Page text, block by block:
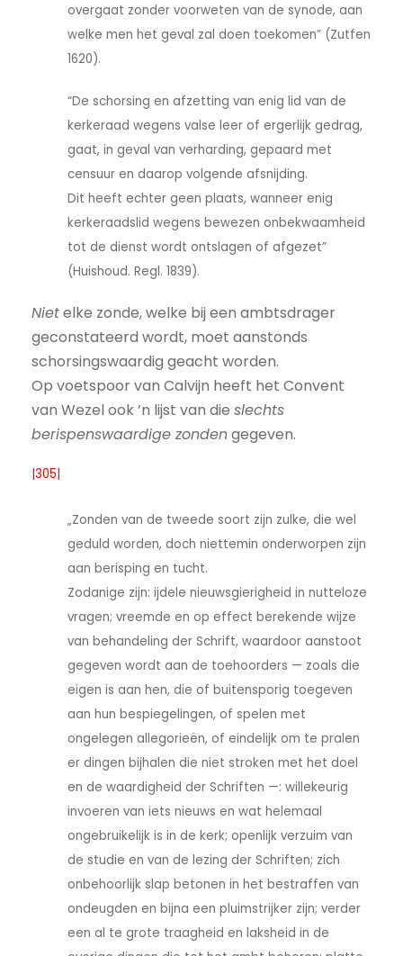
overgaat zonder voorweten van de synode, aan
welke men het geval zal doen toekomen” (Zutfen
1620).
“De schorsing en afzetting van enig lid van de
kerkeraad wegens valse leer of ergerlijk gedrag,
gaat, in geval van verharding, gepaard met
censuur en daarop volgende afsnijding.
Dit heeft echter geen plaats, wanneer enig
kerkeraadslid wegens bewezen onbekwaamheid
tot de dienst wordt ontslagen of afgezet”
(Huishoud. Regl. 1839).
Nietelke zonde, welke bij een ambtsdrager
geconstateerd wordt, moet aanstonds
schorsingswaardig geacht worden.
Op voetspoor van Calvijn heeft het Convent
van Wezel ook ’n lijst van die slechts
berispenswaardige zondengegeven.
|305|
„Zonden van de tweede soort zijn zulke, die wel
geduld worden, doch niettemin onderworpen zijn
aan berisping en tucht.
Zodanige zijn: ijdele nieuwsgierigheid in nutteloze
vragen; vreemde en op effect berekende wijze
van behandeling der Schrift, waardoor aanstoot
gegeven wordt aan de toehoorders — zoals die
eigen is aan hen, die of buitensporig toegeven
aan hun bespiegelingen, of spelen met
ongelegen allegorieën, of eindelijk om te pralen
er dingen bijhalen die niet stroken met het doel
en de waardigheid der Schriften —: willekeurig
invoeren van iets nieuws en wat helemaal
ongebruikelijk is in de kerk; openlijk verzuim van
de studie en van de lezing der Schriften; zich
onbehoorlijk slap betonen in het bestraffen van
ondeugden en bijna een pluimstrijker zijn; verder
een al te grote traagheid en laksheid in de